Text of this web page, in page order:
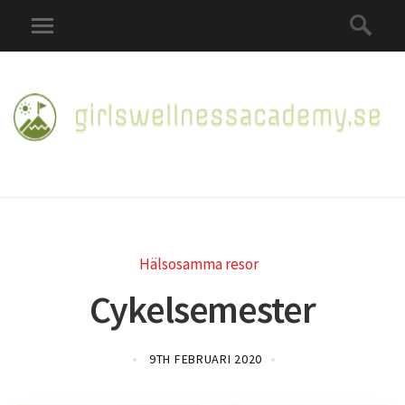
Hälsosamma resor
Cykelsemester
9TH FEBRUARI 2020